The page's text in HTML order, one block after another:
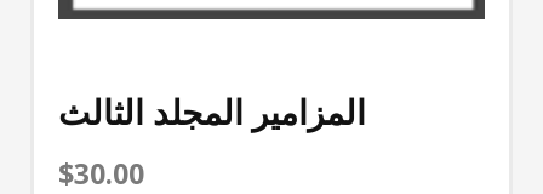
المزامير المجلد الثالث
$30.00